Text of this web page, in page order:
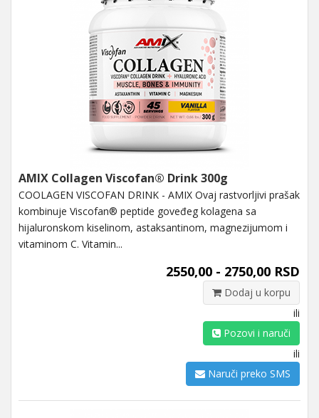
AMIX Collagen Viscofan® Drink 300g
COOLAGEN VISCOFAN DRINK - AMIX Ovaj rastvorljivi prašak
kombinuje Viscofan® peptide goveđeg kolagena sa
hijaluronskom kiselinom, astaksantinom, magnezijumom i
vitaminom C. Vitamin...
2550,00 - 2750,00 RSD
Dodaj u korpu
ili
Pozovi i naruči
ili
Naruči preko SMS